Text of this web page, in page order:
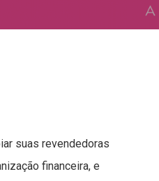
suas revendedoras
financeira, e